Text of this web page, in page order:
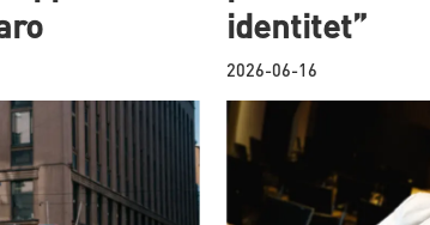
identitet”
2026-06-16